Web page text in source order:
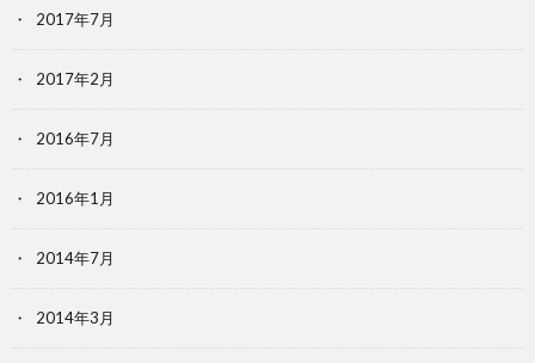
2017年7月
2017年2月
2016年7月
2016年1月
2014年7月
2014年3月